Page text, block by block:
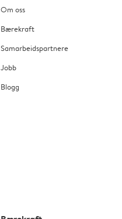
Om oss
Bærekraft
Samarbeidspartnere
Jobb
Blogg